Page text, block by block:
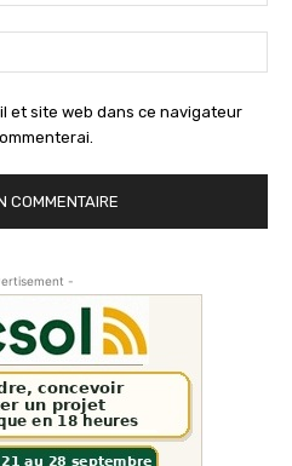
et site web dans ce navigateur
-